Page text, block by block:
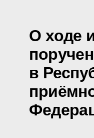
О ходе
в